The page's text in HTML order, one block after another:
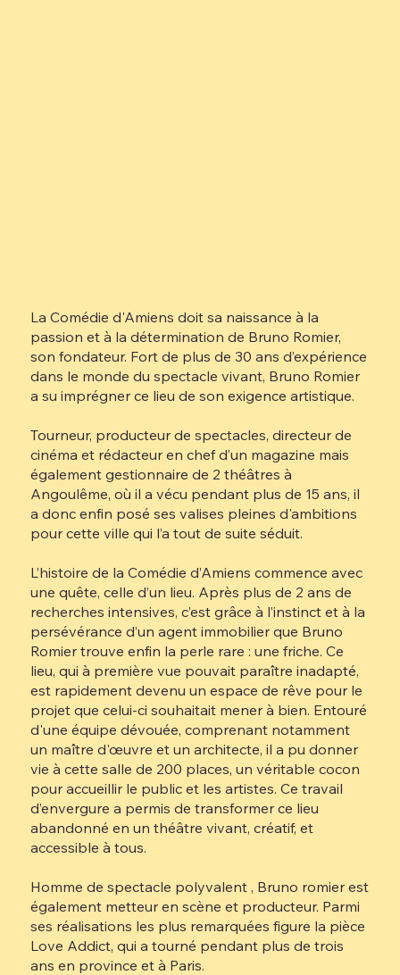
La Comédie d'Amiens doit sa naissance à la
passion et à la détermination de Bruno Romier,
son fondateur. Fort de plus de 30 ans d’expérience
dans le monde du spectacle vivant, Bruno Romier
a su imprégner ce lieu de son exigence artistique.
Tourneur, producteur de spectacles, directeur de
cinéma et rédacteur en chef d’un magazine mais
également gestionnaire de 2 théâtres à
Angoulême, où il a vécu pendant plus de 15 ans, il
a donc enfin posé ses valises pleines d'ambitions
pour cette ville qui l’a tout de suite séduit.
L’histoire de la Comédie d’Amiens commence avec
une quête, celle d’un lieu. Après plus de 2 ans de
recherches intensives, c’est grâce à l’instinct et à la
persévérance d’un agent immobilier que Bruno
Romier trouve enfin la perle rare : une friche. Ce
lieu, qui à première vue pouvait paraître inadapté,
est rapidement devenu un espace de rêve pour le
projet que celui-ci souhaitait mener à bien. Entouré
d'une équipe dévouée, comprenant notamment
un maître d'œuvre et un architecte, il a pu donner
vie à cette salle de 200 places, un véritable cocon
pour accueillir le public et les artistes. Ce travail
d’envergure a permis de transformer ce lieu
abandonné en un théâtre vivant, créatif, et
accessible à tous.
Homme de spectacle polyvalent , Bruno romier est
également metteur en scène et producteur. Parmi
ses réalisations les plus remarquées figure la pièce
Love Addict, qui a tourné pendant plus de trois
ans en province et à Paris.